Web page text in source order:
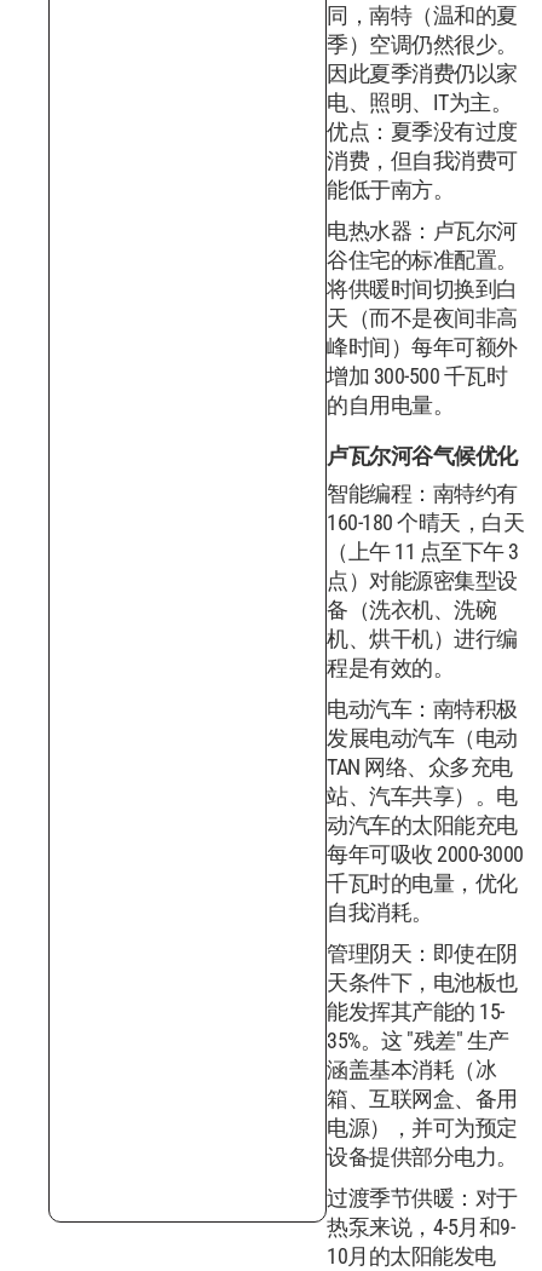
同，南特（温和的夏
季）空调仍然很少。
因此夏季消费仍以家
电、照明、IT为主。
优点：夏季没有过度
消费，但自我消费可
能低于南方。
电热水器：卢瓦尔河
谷住宅的标准配置。
将供暖时间切换到白
天（而不是夜间非高
峰时间）每年可额外
增加 300-500 千瓦时
的自用电量。
卢瓦尔河谷气候优化
智能编程：南特约有
160-180 个晴天，白天
（上午 11 点至下午 3
点）对能源密集型设
备（洗衣机、洗碗
机、烘干机）进行编
程是有效的。
电动汽车：南特积极
发展电动汽车（电动
TAN 网络、众多充电
站、汽车共享）。电
动汽车的太阳能充电
每年可吸收 2000-3000
千瓦时的电量，优化
自我消耗。
管理阴天：即使在阴
天条件下，电池板也
能发挥其产能的 15-
35%。这 "残差" 生产
涵盖基本消耗（冰
箱、互联网盒、备用
电源），并可为预定
设备提供部分电力。
过渡季节供暖：对于
热泵来说，4-5月和9-
10月的太阳能发电